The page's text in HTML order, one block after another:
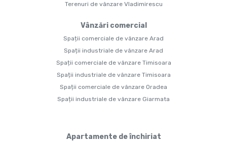
Terenuri de vânzare Vladimirescu
Vânzări comercial
Spații comerciale de vânzare Arad
Spații industriale de vânzare Arad
Spații comerciale de vânzare Timisoara
Spații industriale de vânzare Timisoara
Spații comerciale de vânzare Oradea
Spații industriale de vânzare Giarmata
Apartamente de închiriat